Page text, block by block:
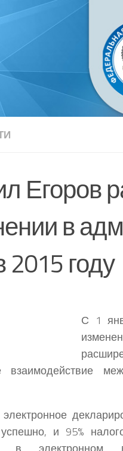
Егоров
в
году
С 1
взаимодействие
и 95%